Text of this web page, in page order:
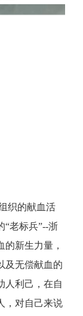
织的献血活
“老标兵”--浙
的新生力量，
及无偿献血的
人利己，在自
，对自己来说